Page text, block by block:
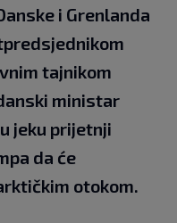
i Grenlanda
tajnikom
ministar
jeku prijetnji
da će
otokom.